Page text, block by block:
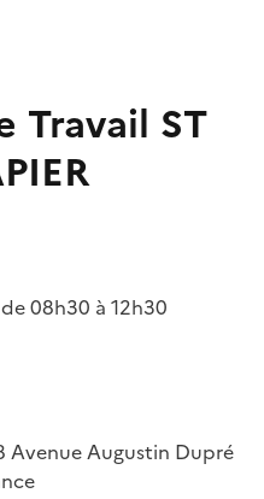
Travail ST
de 08h30 à 12h30
Avenue Augustin Dupré